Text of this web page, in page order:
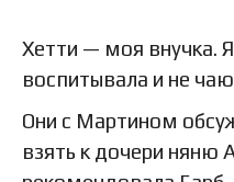
Хетти — моя внучка.
воспитывала и не
Они с Мартином
взять к дочери няню